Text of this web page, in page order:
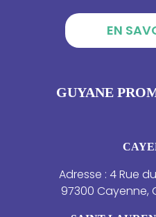
EN
GUYANE
Adresse : 4 Rue
97300 Cayenne,